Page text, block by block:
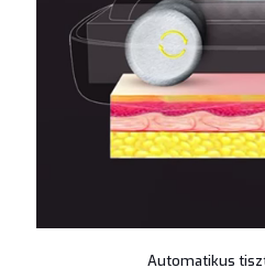
Automatikus